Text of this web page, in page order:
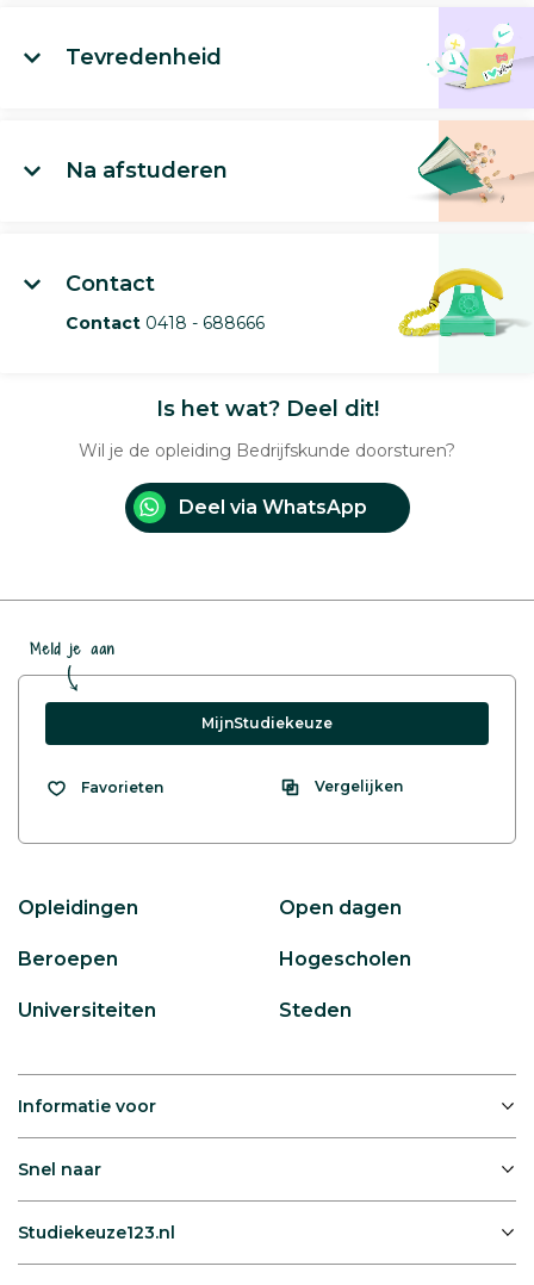
Tevredenheid
Na afstuderen
Contact
Contact 0418 - 688666
Is het wat? Deel dit!
Wil je de opleiding Bedrijfskunde doorsturen?
Deel via WhatsApp
Meld je aan
MijnStudiekeuze
Favorieten Vergelijken
Opleidingen Open dagen
Beroepen Hogescholen
Universiteiten Steden
Informatie voor
Snel naar
Studiekeuze123.nl